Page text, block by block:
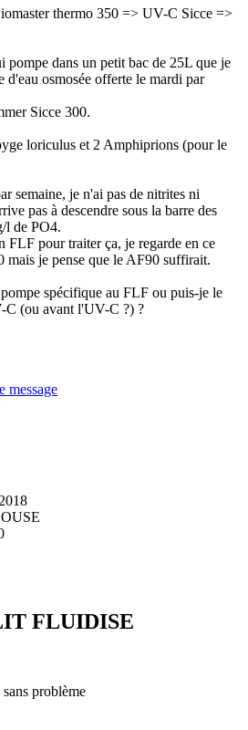
thermo 350 => UV-C Sicce =>
pompe dans un petit bac de 25L que je
d'eau osmosée offerte le mardi par
Sicce 300.
loriculus et 2 Amphiprions (pour le
semaine, je n'ai pas de nitrites ni
pas à descendre sous la barre des
l de PO4.
FLF pour traiter ça, je regarde en ce
mais je pense que le AF90 suffirait.
spécifique au FLF ou puis-je le
C (ou avant l'UV-C ?) ?
message
FLUIDISE
problème